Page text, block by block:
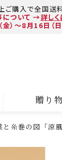
購入で全国送
ついて →詳し
）～8月16日（日
贈り
糸巻の図「涼